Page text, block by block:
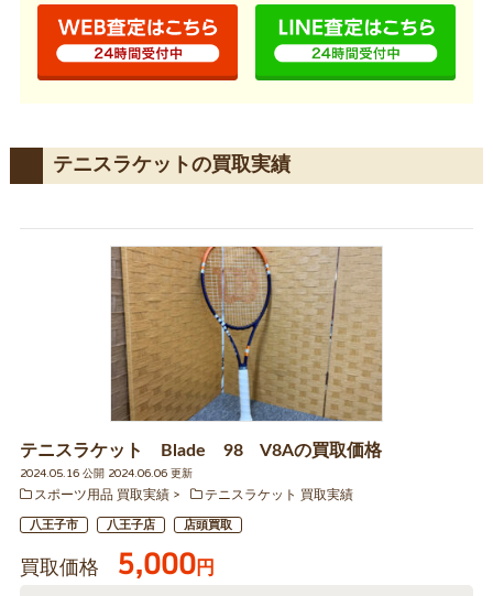
テニスラケットの買取実績
テニスラケット Blade 98 V8Aの買取価格
2024.05.16 公開 2024.06.06 更新
スポーツ用品 買取実績
テニスラケット 買取実績
八王子市 八王子店 店頭買取
買取価格 5,000円